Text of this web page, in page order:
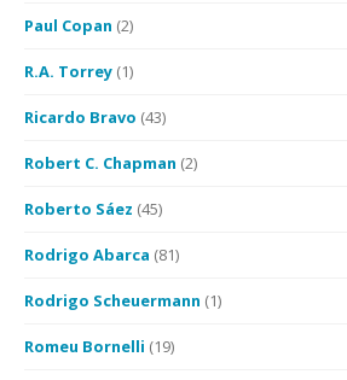
Paul Copan (2)
R.A. Torrey (1)
Ricardo Bravo (43)
Robert C. Chapman (2)
Roberto Sáez (45)
Rodrigo Abarca (81)
Rodrigo Scheuermann (1)
Romeu Bornelli (19)